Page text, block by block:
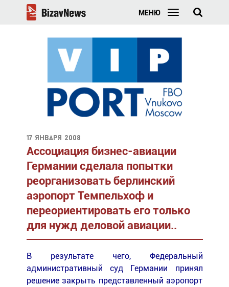
МЕНЮ
17 января 2008
Ассоциация бизнес-авиации
Германии сделала попытки
реорганизовать берлинский
аэропорт Темпельхоф и
переориентировать его только
для нужд деловой авиации..
В результате чего, Федеральный
административный суд Германии принял
решение закрыть представленный аэропорт